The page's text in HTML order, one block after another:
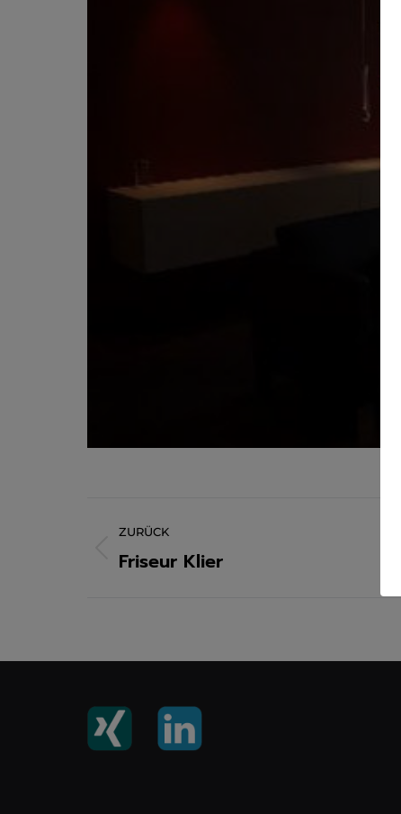
Project
navigation
ZURÜCK
Previous
Friseur Klier